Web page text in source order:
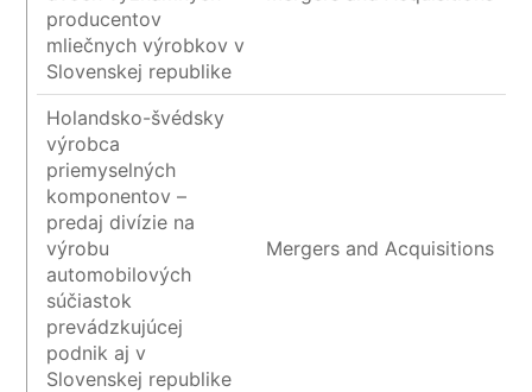
producentov
mliečnych výrobkov v
Slovenskej republike
Holandsko-švédsky
výrobca
priemyselných
komponentov –
predaj divízie na
výrobu
automobilových
súčiastok
prevádzkujúcej
podnik aj v
Slovenskej republike
Mergers and Acquisitions